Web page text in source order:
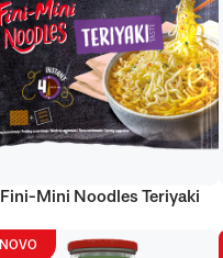
Fini-Mini Noodles Teriyaki
NOVO